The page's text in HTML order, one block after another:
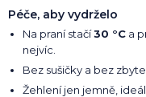
Péče, aby vydrželo
Na praní stačí30 °C a
nejvíc.
Bez sušičky a bez
Žehlení jen jemně,